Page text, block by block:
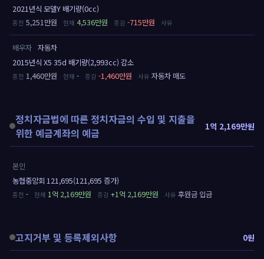
2021년식 모델Y 배기량(0cc)
5,251만원
4,536만원 -715만원
배우자 자동차
2015년식 X5 35d 배기량(2,993cc) 감소
1,460만원
- -1,460만원 자동차 매도
정치자금법에 따른 정치자금의 수입 및 지출을
위한 예금계좌의 예금
1억 2,169만원
본인
농협중앙회 121,695(121,695 증가)
-
1억 2,169만원 +1억 2,169만원 후원금 입금
고지거부 및 등록제외사항 0원